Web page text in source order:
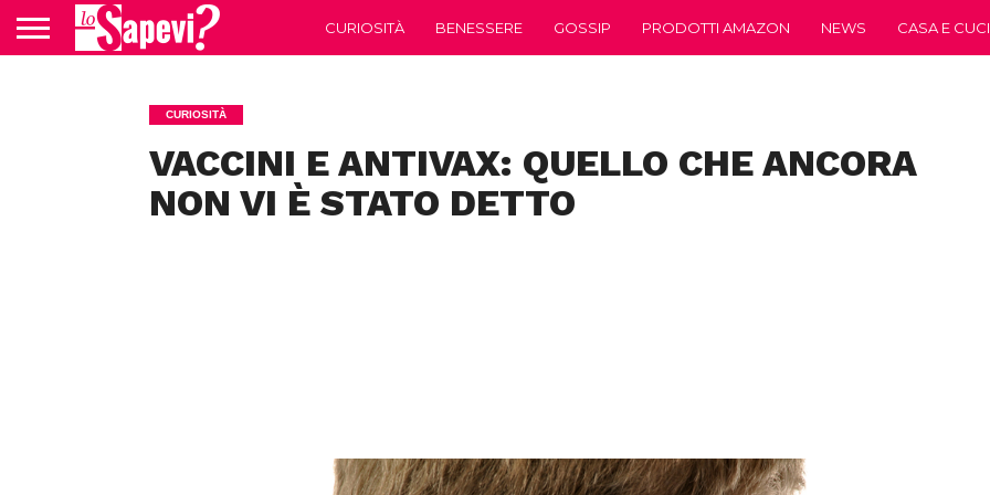
CURIOSITÀ BENESSERE GOSSIP PRODOTTI AMAZON NEWS CASA E
CURIOSITÀ
VACCINI E ANTIVAX: QUELLO CHE ANCORA
NON VI È STATO DETTO